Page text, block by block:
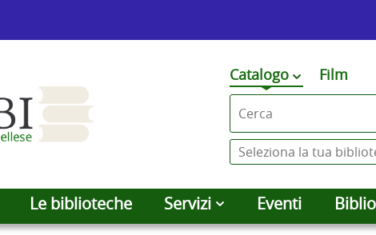
Premi
qui
per
vedere
altri
ricerca
Catalogo
cambia Film
Seleziona
la
tua
biblioteca
Le biblioteche Servizi Eventi